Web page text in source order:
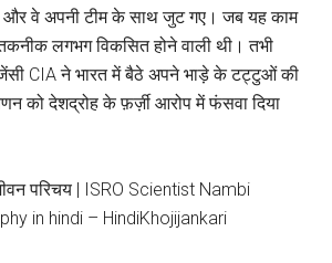
और वे अपनी टीम के साथ जुट गए। जब यह काम
लगभग विकसित होने वाली थी। तभी
CIA ने भारत में बैठे अपने भाड़े के टट्टुओं की
को देशद्रोह के फ़र्ज़ी आरोप में फंसवा दिया